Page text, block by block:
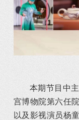
本期节目中
宫博物院第六任
以及影视演员杨